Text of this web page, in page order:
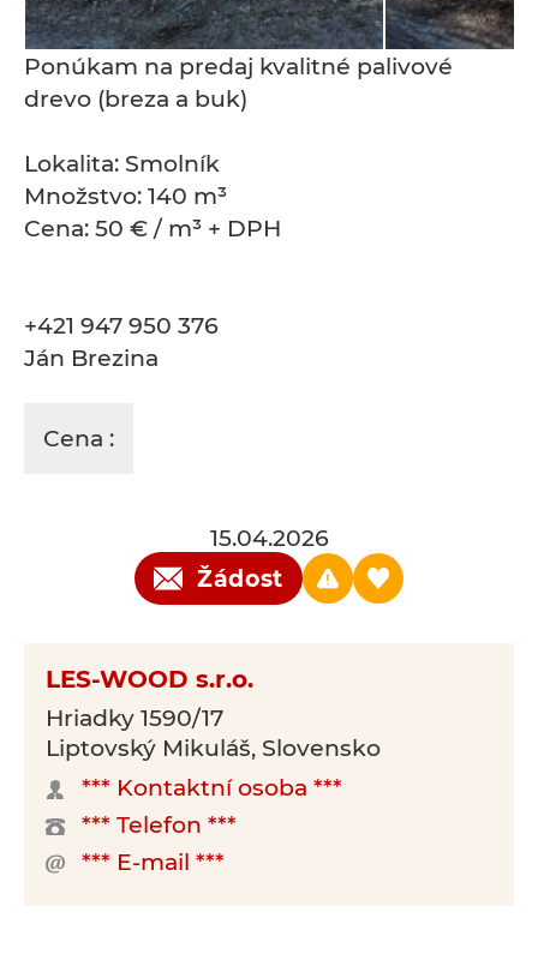
Ponúkam na predaj kvalitné palivové
drevo (breza a buk)
Lokalita: Smolník
Množstvo: 140 m³
Cena: 50 € / m³ + DPH
+421 947 950 376
Ján Brezina
Cena :
15.04.2026
Žádost
LES-WOOD s.r.o.
Hriadky 1590/17
Liptovský Mikuláš, Slovensko
*** Kontaktní osoba ***
*** Telefon ***
*** E-mail ***